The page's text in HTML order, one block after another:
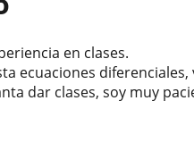
en clases.
ecuaciones
dar clases, soy muy